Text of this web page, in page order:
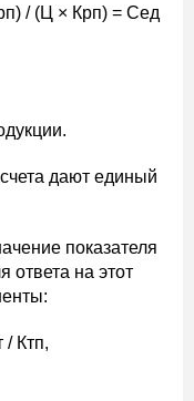
/ (Ц × Крп) = Сед
дают единый
показателя
ответа на этот
/ Ктп,